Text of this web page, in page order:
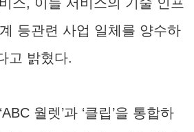
등관련 사업 일체를 양수하
고 밝혔다.
월렛’과 ‘클립’을 통합하